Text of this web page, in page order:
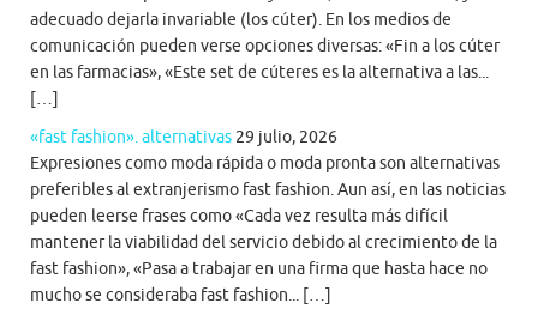
adecuado dejarla invariable (los cúter). En los medios de
comunicación pueden verse opciones diversas: «Fin a los cúter
en las farmacias», «Este set de cúteres es la alternativa a las...
[…]
«fast fashion». alternativas 29 julio, 2026
Expresiones como moda rápida o moda pronta son alternativas
preferibles al extranjerismo fast fashion. Aun así, en las noticias
pueden leerse frases como «Cada vez resulta más difícil
mantener la viabilidad del servicio debido al crecimiento de la
fast fashion», «Pasa a trabajar en una firma que hasta hace no
mucho se consideraba fast fashion... […]